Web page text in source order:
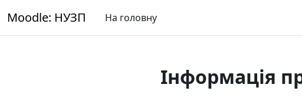
Moodle: НУЗП На головну
Інформація